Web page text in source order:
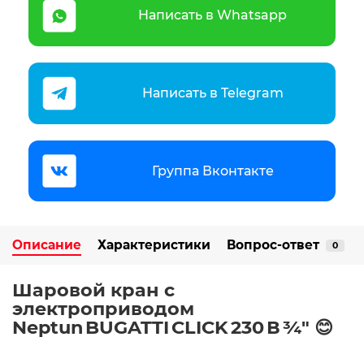
Написать в Whatsapp
Написать в Telegram
Группа Вконтакте
Описание Характеристики Вопрос-ответ 0
Шаровой кран с
электроприводом
Neptun BUGATTI CLICK 230 В ¾" 😊